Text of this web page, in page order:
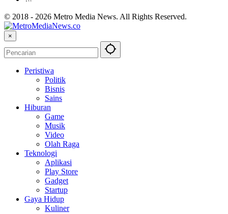
© 2018 - 2026 Metro Media News. All Rights Reserved.
×
Peristiwa
Politik
Bisnis
Sains
Hiburan
Game
Musik
Video
Olah Raga
Teknologi
Aplikasi
Play Store
Gadget
Startup
Gaya Hidup
Kuliner